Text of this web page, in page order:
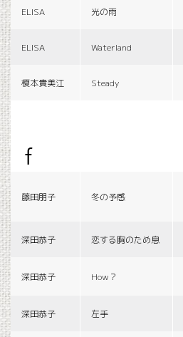
ELISA 光の雨
ELISA Waterland
榎本貴美江 Steady
f
藤田朋子 冬の予感
深田恭子 恋する胸のため息
深田恭子 How？
深田恭子 左手